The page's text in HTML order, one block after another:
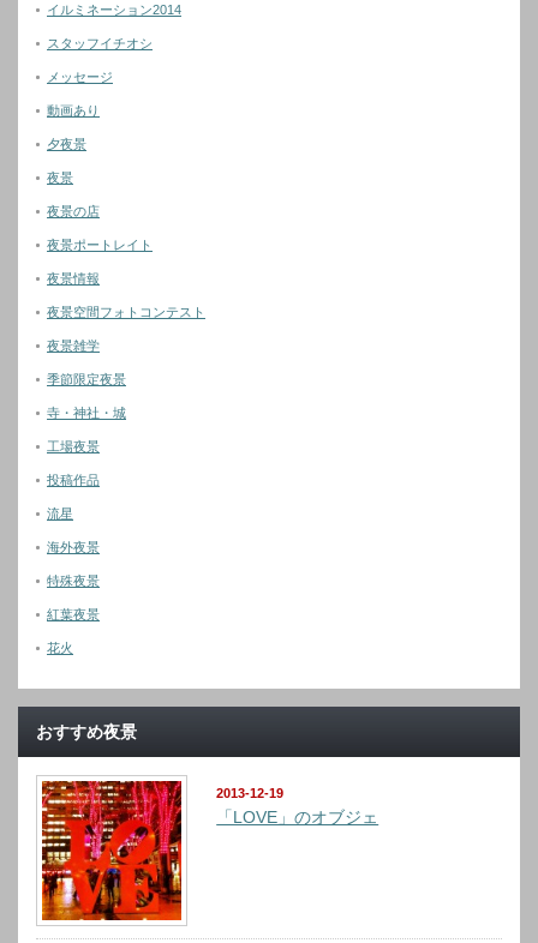
イルミネーション2014
スタッフイチオシ
メッセージ
動画あり
夕夜景
夜景
夜景の店
夜景ポートレイト
夜景情報
夜景空間フォトコンテスト
夜景雑学
季節限定夜景
寺・神社・城
工場夜景
投稿作品
流星
海外夜景
特殊夜景
紅葉夜景
花火
おすすめ夜景
2013-12-19
「LOVE」のオブジェ